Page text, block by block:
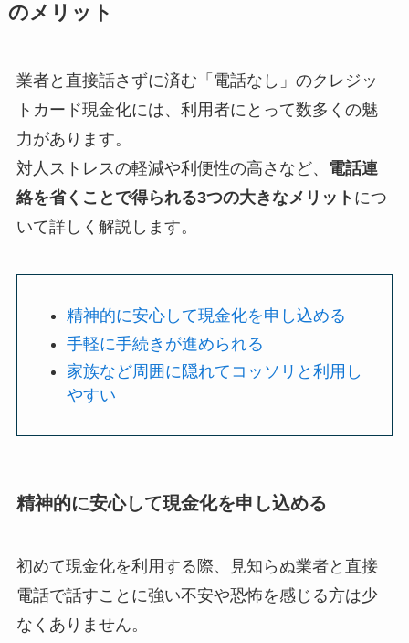
のメリット
業者と直接話さずに済む「電話なし」のクレジッ
トカード現金化には、利用者にとって数多くの魅
力があります。
対人ストレスの軽減や利便性の高さなど、 電話連
絡を省くことで得られる3つの大きなメリット につ
いて詳しく解説します。
精神的に安心して現金化を申し込める
手軽に手続きが進められる
家族など周囲に隠れてコッソリと利用し
やすい
精神的に安心して現金化を申し込める
初めて現金化を利用する際、見知らぬ業者と直接
電話で話すことに強い不安や恐怖を感じる方は少
なくありません。